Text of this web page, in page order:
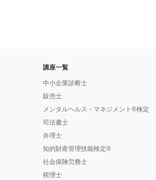
講座一覧
中小企業診断士
販売士
メンタルヘルス・マネジメント®検定
司法書士
弁理士
知的財産管理技能検定®
社会保険労務士
税理士